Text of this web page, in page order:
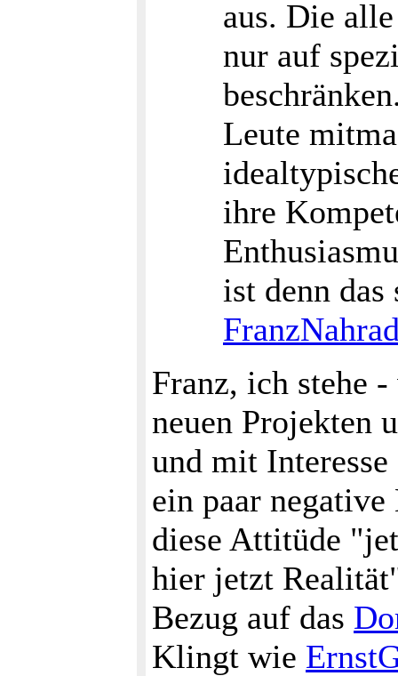
aus. Die
nur auf
Leute
ihre
ist denn das
Franz, ich stehe
neuen Projekten
und mit
ein paar
diese Attitüde
hier jetzt
Bezug auf das
Klingt wie